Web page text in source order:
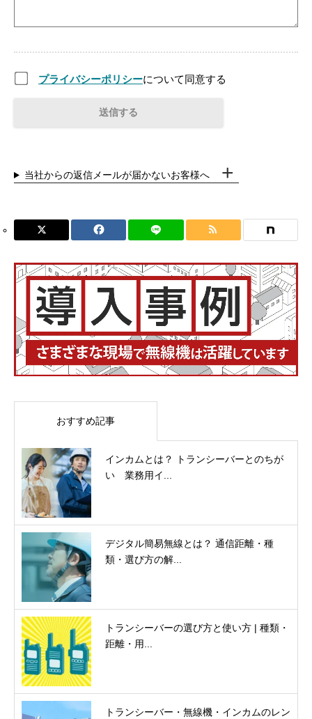
プライバシーポリシーについて同意する
当社からの返信メールが届かないお客様へ
おすすめ記事
インカムとは？ トランシーバーとのちが
い 業務用イ...
デジタル簡易無線とは？ 通信距離・種
類・選び方の解...
トランシーバーの選び方と使い方 | 種類・
距離・用...
トランシーバー・無線機・インカムのレン